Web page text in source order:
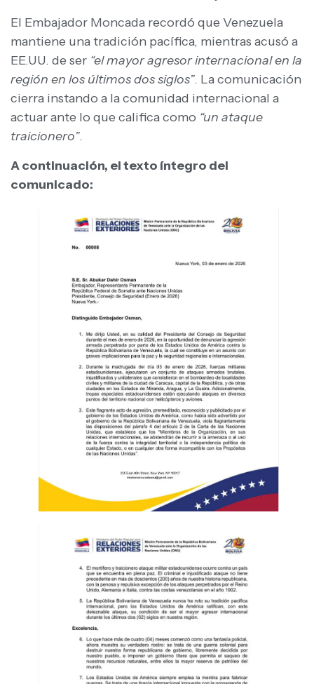
El Embajador Moncada recordó que Venezuela
mantiene una tradición pacífica, mientras acusó a
EE.UU. de ser “el mayor agresor internacional en la
región en los últimos dos siglos”. La comunicación
cierra instando a la comunidad internacional a
actuar ante lo que califica como “un ataque
traicionero”.
A continuación, el texto íntegro del
comunicado: